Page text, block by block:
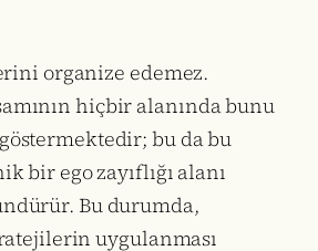
organize edemez.
hiçbir alanında bunu
göstermektedir; bu da bu
bir ego zayıflığı alanı
Bu durumda,
uygulanması